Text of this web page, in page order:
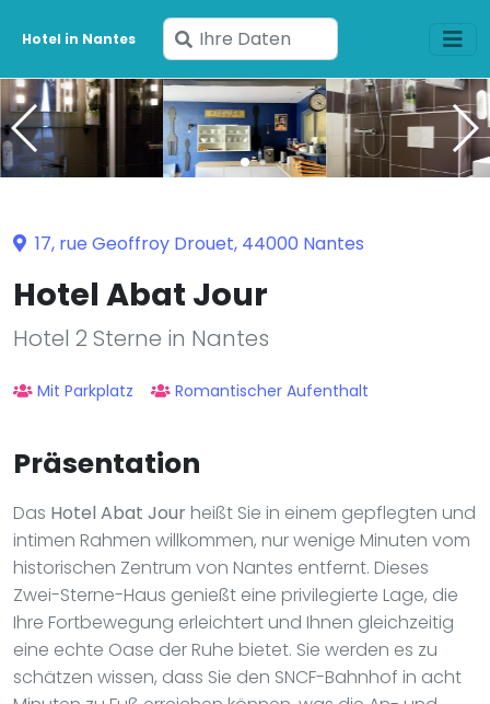
Hotel in Nantes
Geben
Sie
Ihre
Daten
ein
17, rue Geoffroy Drouet, 44000 Nantes
Hotel Abat Jour
Hotel 2 Sterne in Nantes
Mit Parkplatz Romantischer Aufenthalt
Präsentation
Das Hotel Abat Jour heißt Sie in einem gepflegten und
intimen Rahmen willkommen, nur wenige Minuten vom
historischen Zentrum von Nantes entfernt. Dieses
Zwei-Sterne-Haus genießt eine privilegierte Lage, die
Ihre Fortbewegung erleichtert und Ihnen gleichzeitig
eine echte Oase der Ruhe bietet. Sie werden es zu
schätzen wissen, dass Sie den SNCF-Bahnhof in acht